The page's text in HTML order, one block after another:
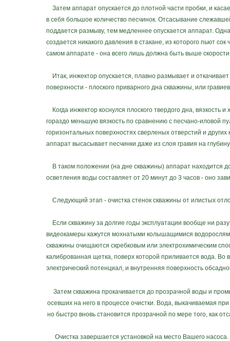
Затем аппарат опускается до плотной части пробки, и
в себя большое количество песчинок. Отсасывание
поддается размыву, тем медленнее опускается аппарат.
создается никакого давления в стакане, из которого пьют
самом аппарате - она всего лишь должна быть выше
Итак, инжектор опускается, плавно размывает и
поверхности - плоского приварного дна скважины, или
Когда инжектор коснулся плоского твердого дна, вязкость
гораздо меньшую вязкость по сравнению с песчано-иловой
горизонтальных поверхностях сверленых отверстий и
аппарат высасывает песчинки даже из слоя гравия на
В таком положении (на дне скважины) аппарат находится
осветления воды составляет от 20 минут до 3 часов - оно
Следующий этап - очистка стенок скважины от илистых
Если скважину за долгие годы эксплуатации вообще ни
видеокамеры кажутся мохнатыми колышащимися
скважины очищаются скребковым или электрохимическим
калиброванная щетка, поверх которой приливается вода. Во
электрический потенциал, и внутренняя поверхность
Затем скважина прокачивается до прозрачной воды и
осевших на него в процессе очистки. Вода, выкачиваемая
но быстро вновь становится прозрачной по мере того, как
Очистка завершается установкой на место Вашего